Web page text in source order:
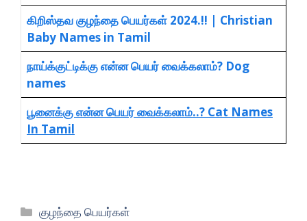
கிறிஸ்தவ குழந்தை பெயர்கள் 2024.!! | Christian
Baby Names in Tamil
நாய்க்குட்டிக்கு என்ன பெயர் வைக்கலாம்? Dog
names
பூனைக்கு என்ன பெயர் வைக்கலாம்..? Cat Names
In Tamil
Categories
குழந்தை பெயர்கள்